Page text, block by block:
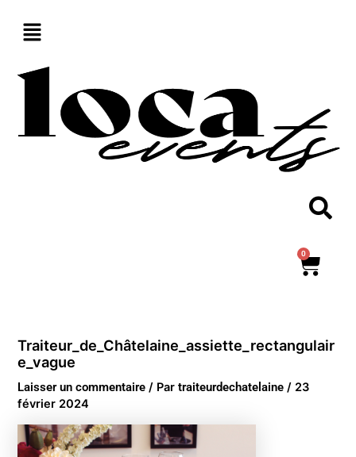
0
Traiteur_de_Châtelaine_assiette_rectangulair
e_vague
Laisser un commentaire / Partraiteurdechatelaine/ 23
février 2024